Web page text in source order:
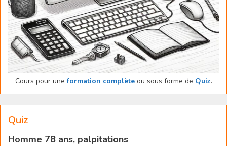
Cours pour uneformation complèteou sous forme de Quiz.
Quiz
Homme 78 ans, palpitations